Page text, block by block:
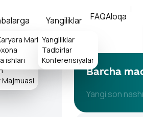
Markazi>
>
ishlari
Yangiliklar
Yangiliklar
Tadbirlar
Konferensiyalar
FAQAloqa
Barcha
Yangi son